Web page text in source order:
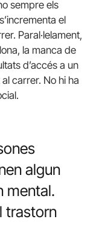
sempre els
el
Paral·lelament,
la manca de
d’accés a un
carrer. No hi ha
algun
mental.
trastorn